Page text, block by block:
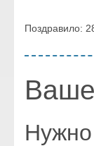
Поздравило: